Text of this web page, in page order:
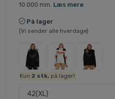
10.000 mm. Læs mere
På lager
(Vi sender alle hverdage)
Kun 2 stk. på lager!